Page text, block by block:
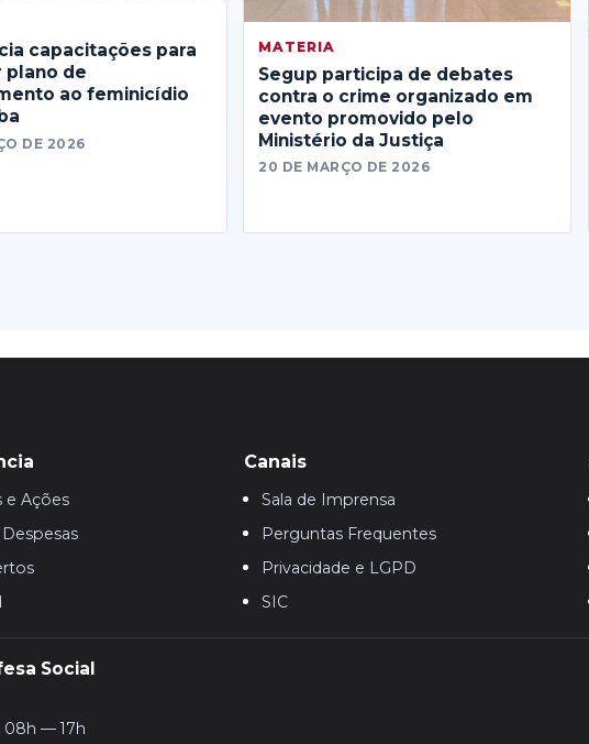
capacitações para
plano de
ao feminicídio
DE 2026
MATERIA
Segup participa de debates
contra o crime organizado em
evento promovido pelo
Ministério da Justiça
20 DE MARÇO DE 2026
e Ações
Canais
Sala de Imprensa
Perguntas Frequentes
Privacidade e LGPD
SIC
Social
08h — 17h